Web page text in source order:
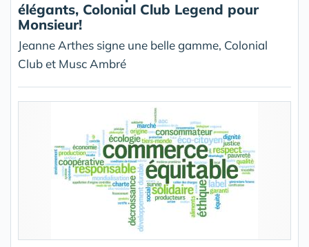
élégants, Colonial Club Legend pour
Monsieur!
Jeanne Arthes signe une belle gamme, Colonial
Club et Musc Ambré